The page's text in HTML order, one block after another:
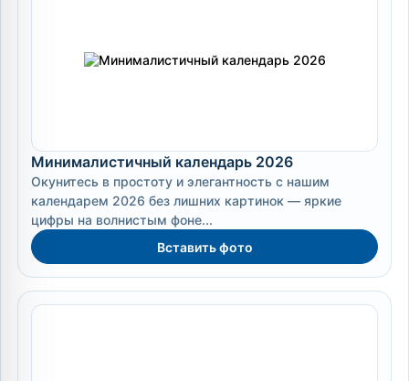
Минималистичный календарь 2026
Окунитесь в простоту и элегантность с нашим
календарем 2026 без лишних картинок — яркие
цифры на волнистым фоне...
Вставить фото